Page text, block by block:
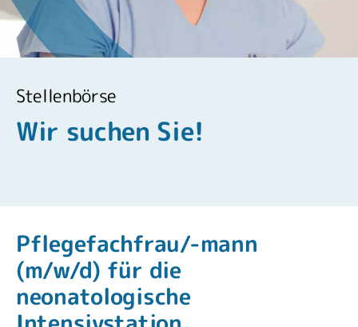
Stellenbörse
Wir suchen Sie!
Pflegefachfrau/-mann
(m/w/d) für die
neonatologische